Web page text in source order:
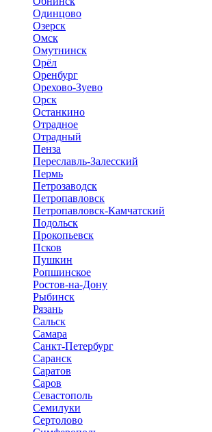
Одинцово
Озерск
Омск
Омутнинск
Орёл
Оренбург
Орехово-Зуево
Орск
Останкино
Отрадное
Отрадный
Пенза
Переславль-Залесский
Пермь
Петрозаводск
Петропавловск
Петропавловск-Камчатский
Подольск
Прокопьевск
Псков
Пушкин
Ропшинское
Ростов-на-Дону
Рыбинск
Рязань
Сальск
Самара
Санкт-Петербург
Саранск
Саратов
Саров
Севастополь
Семилуки
Сертолово